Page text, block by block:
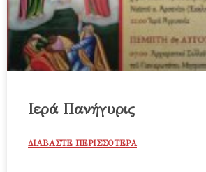
Ιερά Πανήγυρις
ΔΙΑΒΑΣΤΕ ΠΕΡΙΣΣΟΤΕΡΑ